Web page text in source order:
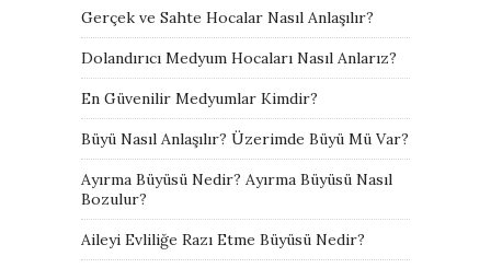
Gerçek ve Sahte Hocalar Nasıl Anlaşılır?
Dolandırıcı Medyum Hocaları Nasıl Anlarız?
En Güvenilir Medyumlar Kimdir?
Büyü Nasıl Anlaşılır? Üzerimde Büyü Mü Var?
Ayırma Büyüsü Nedir? Ayırma Büyüsü Nasıl
Bozulur?
Aileyi Evliliğe Razı Etme Büyüsü Nedir?